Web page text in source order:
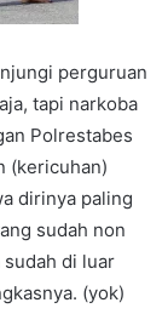
perguruan
tapi narkoba
Polrestabes
(kericuhan)
dirinya paling
sudah non
sudah di luar
(yok)